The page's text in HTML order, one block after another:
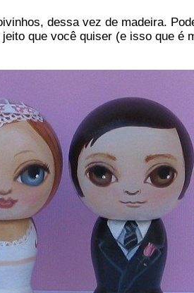
dessa vez de madeira.
que você quiser (e isso que é